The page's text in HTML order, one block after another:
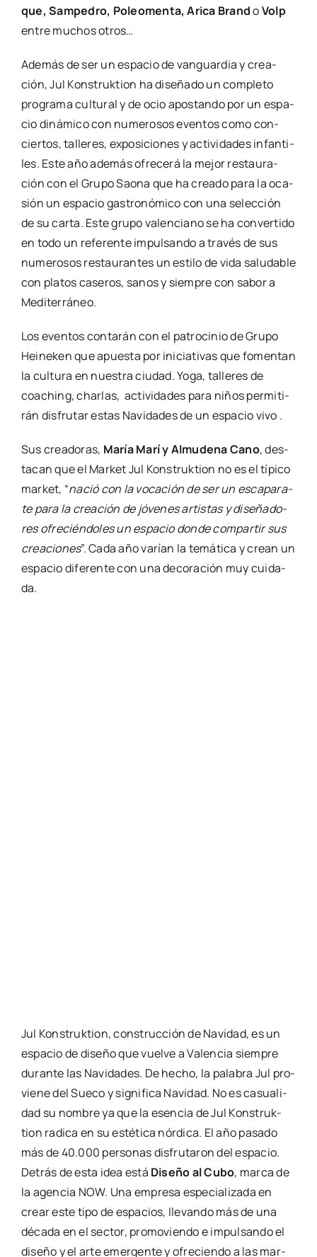
que, Sam­pe­dro, Poleo­men­ta, Ari­ca BrandoVolp
entre muchos otros…
Ade­más de ser un espa­cio de van­guar­dia y crea­
ción, Jul Kons­truk­tion ha dise­ña­do un com­ple­to
pro­gra­ma cul­tu­ral y de ocio apos­tan­do por un espa­
cio diná­mi­co con nume­ro­sos even­tos como con­
cier­tos, talle­res, expo­si­cio­nes y acti­vi­da­des infan­ti­
les. Este año ade­más ofre­ce­rá la mejor res­tau­ra­
ción con el Gru­po Sao­na que ha crea­do para la oca­
sión un espa­cio gas­tro­nó­mi­co con una selec­ción
de su car­ta. Este gru­po valen­ciano se ha con­ver­ti­do
en todo un refe­ren­te impul­san­do a tra­vés de sus
nume­ro­sos res­tau­ran­tes un esti­lo de vida salu­da­ble
con pla­tos case­ros, sanos y siem­pre con sabor a
Medi­te­rrá­neo.
Los even­tos con­ta­rán con el patro­ci­nio de Gru­po
Hei­ne­ken que apues­ta por ini­cia­ti­vas que fomen­tan
la cul­tu­ra en nues­tra ciu­dad. Yoga, talle­res de
coaching, char­las, acti­vi­da­des para niños per­mi­ti­
rán dis­fru­tar estas Navi­da­des de un espa­cio vivo .
Sus crea­do­ras, María Marí y Almu­de­na Cano, des­
ta­can que el Mar­ket Jul Kons­truk­tion no es el típi­co
mar­ket, “nació con la voca­ción de ser un esca­pa­ra­
te para la crea­ción de jóve­nes artis­tas y dise­ña­do­
res ofre­cién­do­les un espa­cio don­de com­par­tir sus
crea­cio­nes”. Cada año varían la temá­ti­ca y crean un
espa­cio dife­ren­te con una deco­ra­ción muy cui­da­
da.
Jul Kons­truk­tion, cons­truc­ción de Navi­dad, es un
espa­cio de dise­ño que vuel­ve a Valen­cia siem­pre
duran­te las Navi­da­des. De hecho, la pala­bra Jul pro­
vie­ne del Sue­co y sig­ni­fi­ca Navi­dad. No es casua­li­
dad su nom­bre ya que la esen­cia de Jul Kons­truk­
tion radi­ca en su esté­ti­ca nór­di­ca. El año pasa­do
más de 40.000 per­so­nas dis­fru­ta­ron del espa­cio.
Detrás de esta idea está Dise­ño al Cubo, mar­ca de
la agen­cia NOW. Una empre­sa espe­cia­li­za­da en
crear este tipo de espa­cios, lle­van­do más de una
déca­da en el sec­tor, pro­mo­vien­do e impul­san­do el
dise­ño y el arte emer­gen­te y ofre­cien­do a las mar­